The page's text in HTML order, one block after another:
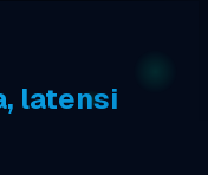
latensi